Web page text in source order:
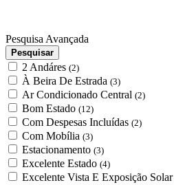
Pesquisa Avançada
Pesquisar
2 Andáres (2)
À Beira De Estrada (3)
Ar Condicionado Central (2)
Bom Estado (12)
Com Despesas Incluídas (2)
Com Mobília (3)
Estacionamento (3)
Excelente Estado (4)
Excelente Vista E Exposição Solar